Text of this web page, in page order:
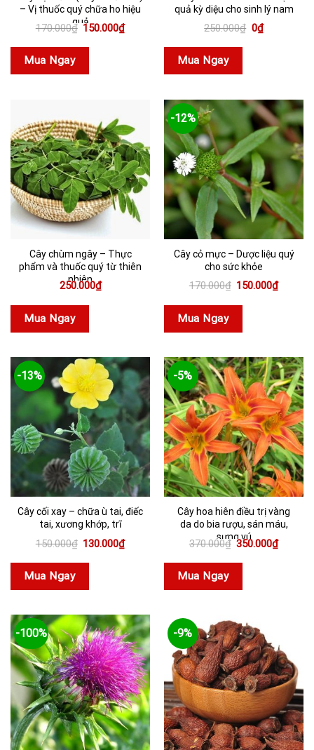
– Vị thuốc quý chữa ho hiệu
quả
170.000₫ Giá
là:
150.000₫Giá
hiện
Mua Ngay
quả kỳ diệu cho sinh lý nam
250.000₫ Giá
gốc
0₫Giá
hiện
Mua Ngay
Cây chùm ngây – Thực
phẩm và thuốc quý từ thiên
nhiên
250.000₫
Mua Ngay
-12%
Cây cỏ mực – Dược liệu quý
cho sức khỏe
170.000₫ Giá
là:
150.000₫Giá
hiện
Mua Ngay
-13%
Cây cối xay – chữa ù tai, điếc
tai, xương khớp, trĩ
150.000₫ Giá
gốc
là:
130.000₫Giá
hiện
Mua Ngay
-5%
Cây hoa hiên điều trị vàng
da do bia rượu, sán máu,
sưng vú
370.000₫ Giá
gốc
là:
350.000₫Giá
hiện
Mua Ngay
-100% -9%